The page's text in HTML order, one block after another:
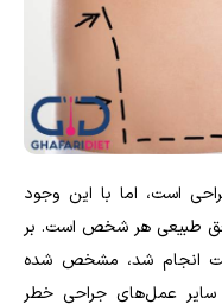
است، اما با این وجود
طبیعی هر شخص است. بر
انجام شد، مشخص شده
سایر عمل‌های جراحی خطر